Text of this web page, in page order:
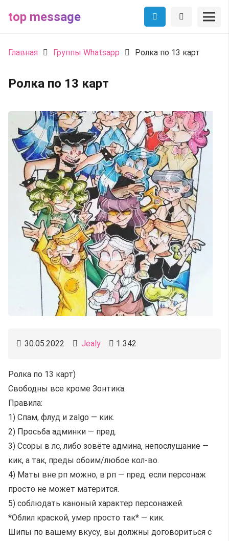
top message
Главная Группы Whatsapp Ролка по 13 карт
Ролка по 13 карт
30.05.2022 Jealy 1 342
Ролка по 13 карт)
Свободны все кроме Зонтика.
Правила:
1) Спам, флуд и zalgo — кик.
2) Просьба админки — пред.
3) Ссоры в лс, либо зовёте админа, непослушание —
кик, а так, преды обоим/любое кол-во.
4) Маты вне рп можно, в рп — пред. если персонаж
просто не может матерится.
5) соблюдать каноный характер персонажей.
*Облил краской, умер просто так* — кик.
Шипы по вашему вкусу, вы должны договориться с